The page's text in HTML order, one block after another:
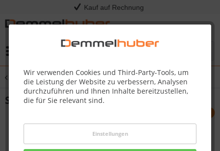
Kauf auf Rechnung
Wir verwenden Cookies und Third-Party-Tools, um
die Leistung der Website zu verbessern, Analysen
durchzuführen und Ihnen Inhalte bereitzustellen,
die für Sie relevant sind.
Einstellungen
Übersicht Plattenverlegung
Stabilisierungsplatte Terrassenlager